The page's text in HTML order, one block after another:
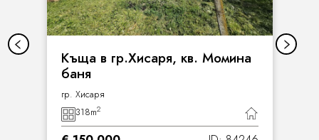
Къща в гр.Хисаря, кв. Момина
баня
гр. Хисаря
318m2